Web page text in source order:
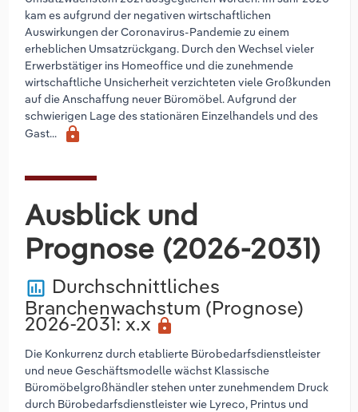
kam es aufgrund der negativen wirtschaftlichen
Auswirkungen der Coronavirus-Pandemie zu einem
erheblichen Umsatzrückgang. Durch den Wechsel vieler
Erwerbstätiger ins Homeoffice und die zunehmende
wirtschaftliche Unsicherheit verzichteten viele Großkunden
auf die Anschaffung neuer Büromöbel. Aufgrund der
schwierigen Lage des stationären Einzelhandels und des
Gast...
lock
Ausblick und
Prognose (2026-2031)
poll Durchschnittliches
Branchenwachstum (Prognose)
2026-2031: x.x lock
Die Konkurrenz durch etablierte Bürobedarfsdienstleister
und neue Geschäftsmodelle wächst Klassische
Büromöbelgroßhändler stehen unter zunehmendem Druck
durch Bürobedarfsdienstleister wie Lyreco, Printus und